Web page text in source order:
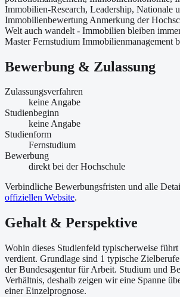
Immobilien-Research, Leadership, Nationale
Immobilienbewertung Anmerkung der
Welt auch wandelt - Immobilien bleiben
Master Fernstudium Immobilienmanagement
Bewerbung & Zulassung
Zulassungsverfahren
keine Angabe
Studienbeginn
keine Angabe
Studienform
Fernstudium
Bewerbung
direkt bei der Hochschule
Verbindliche Bewerbungsfristen und alle
offiziellen Website.
Gehalt & Perspektive
Wohin dieses Studienfeld typischerweise
verdient. Grundlage sind 1 typische
der Bundesagentur für Arbeit. Studium und
Verhältnis, deshalb zeigen wir eine Spanne
einer Einzelprognose.